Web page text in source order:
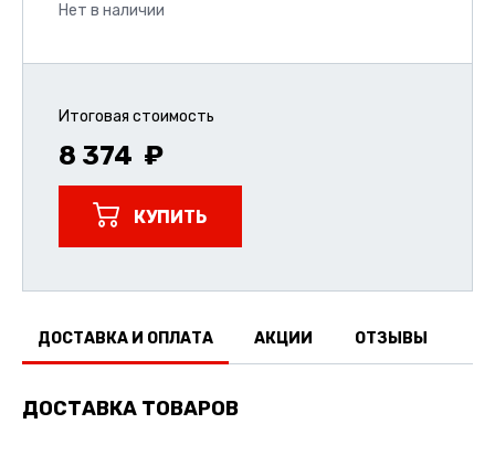
Нет в наличии
Итоговая стоимость
8 374
КУПИТЬ
ДОСТАВКА И ОПЛАТА АКЦИИ ОТЗЫВЫ
ДОСТАВКА ТОВАРОВ